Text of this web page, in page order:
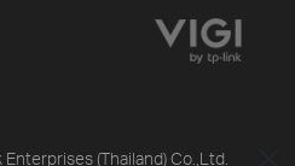
(Thailand) Co.,Ltd.